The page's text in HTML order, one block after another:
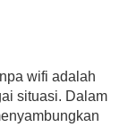
wifi adalah
situasi. Dalam